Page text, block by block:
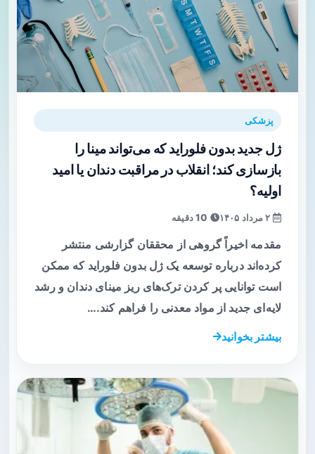
پزشکی
ژل جدید بدون فلوراید که می‌تواند مینا را
بازسازی کند؛ انقلاب در مراقبت دندان یا امید
اولیه؟
مقدمه اخیراً گروهی از محققان گزارشی منتشر
کرده‌اند درباره توسعه یک ژل بدون فلوراید که ممکن
است توانایی پر کردن ترک‌های ریز مینای دندان و رشد
لایه‌ای جدید از مواد معدنی را فراهم کند.…
بیشتر بخوانید